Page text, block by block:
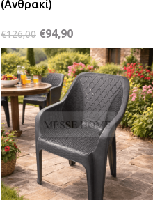
(Ανθρακί)
€126,00 €94,90